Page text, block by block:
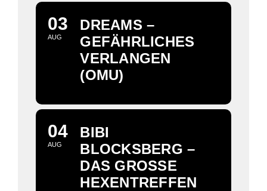
03
AUG
DREAMS –
GEFÄHRLICHES
VERLANGEN
(OMU)
04
AUG
BIBI
BLOCKSBERG –
DAS GROSSE H
EXENTREFFEN